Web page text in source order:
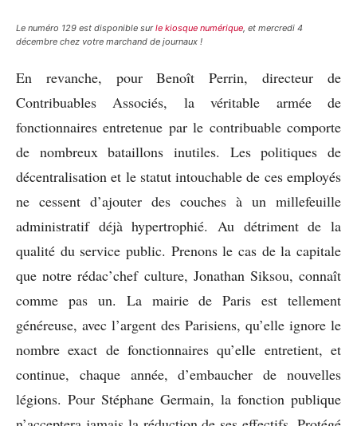
Le numéro 129 est disponible surle kiosque numérique, et mercredi 4
décembre chez votre marchand de journaux !
En revanche, pour Benoît Perrin, directeur de
Contribuables Associés, la véritable armée de
fonctionnaires entretenue par le contribuable comporte
de nombreux bataillons inutiles. Les politiques de
décentralisation et le statut intouchable de ces employés
ne cessent d’ajouter des couches à un millefeuille
administratif déjà hypertrophié. Au détriment de la
qualité du service public. Prenons le cas de la capitale
que notre rédac’chef culture, Jonathan Siksou, connaît
comme pas un. La mairie de Paris est tellement
généreuse, avec l’argent des Parisiens, qu’elle ignore le
nombre exact de fonctionnaires qu’elle entretient, et
continue, chaque année, d’embaucher de nouvelles
légions. Pour Stéphane Germain, la fonction publique